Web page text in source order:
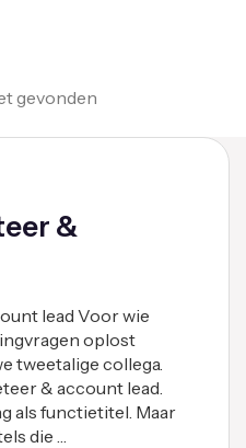
gevonden
&
lead Voor wie
oplost
tweetalige collega.
& account lead.
als functietitel. Maar
die …